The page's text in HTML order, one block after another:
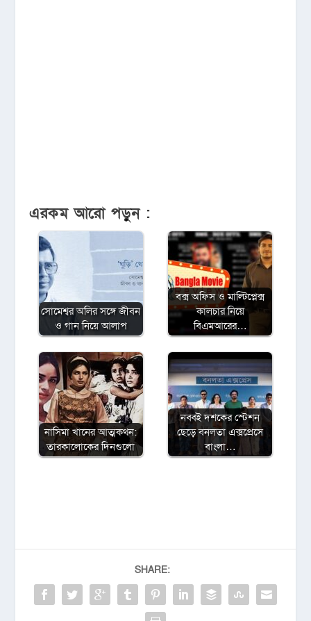
এরকম আরো পড়ুন :
সোমেশ্বর অলির সঙ্গে জীবন
ও গান নিয়ে আলাপ
বক্স অফিস ও মাল্টিপ্লেক্স
কালচার নিয়ে
বিএমআরের…
নাসিমা খানের আত্মকথন:
তারকালোকের দিনগুলো
নব্বই দশকের স্টেশন
ছেড়ে বনলতা এক্সপ্রেসে
বাংলা…
SHARE: